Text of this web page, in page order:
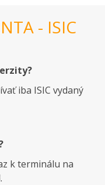
- ISIC
iba ISIC vydaný
k terminálu na